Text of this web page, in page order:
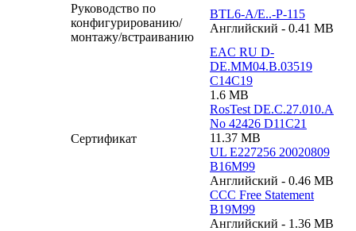
Руководство по
конфигурированию/
монтажу/встраиванию
BTL6-A/E..-P-115
Английский - 0.41 MB
Сертификат
EAC RU D-
DE.MM04.B.03519
C14C19
1.6 MB
RosTest DE.C.27.010.A
No 42426 D11C21
11.37 MB
UL E227256 20020809
B16M99
Английский - 0.46 MB
CCC Free Statement
B19M99
Английский - 1.36 MB